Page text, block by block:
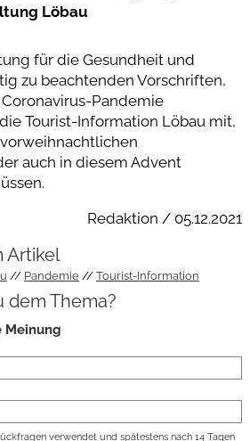
Löbau
für die Gesundheit und
zu beachtenden Vorschriften,
Pandemie
Tourist-Information Löbau mit,
auch in diesem Advent
Redaktion / 05.12.2021
Artikel
Pandemie Tourist-Information
dem Thema?
Meinung
verwendet und spätestens nach 14 Tagen